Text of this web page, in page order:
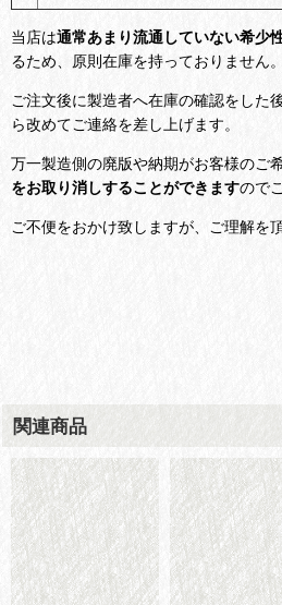
当店は通常あまり流通していない希少
るため、原則在庫を持っておりません。
ご注文後に製造者へ在庫の確認をした
ら改めてご連絡を差し上げます。
万一製造側の廃版や納期がお客様のご
をお取り消しすることができますので
ご不便をおかけ致しますが、ご理解を
関連商品